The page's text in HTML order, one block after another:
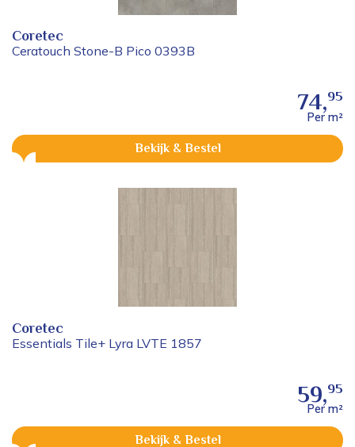
Coretec
Ceratouch Stone-B Pico 0393B
74,95
Per m²
Bekijk & Bestel
Coretec
Essentials Tile+ Lyra LVTE 1857
59,95
Per m²
Bekijk & Bestel